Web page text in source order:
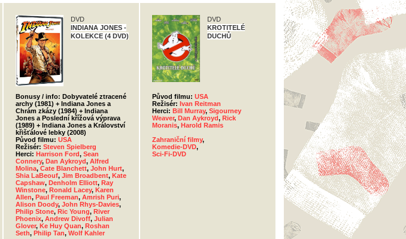
DVD
INDIANA JONES -
KOLEKCE (4 DVD)
Bonusy / info: Dobyvatelé ztracené
archy (1981) + Indiana Jones a
Chrám zkázy (1984) + Indiana
Jones a Poslední křížová výprava
(1989) + Indiana Jones a Království
křišťálové lebky (2008)
Původ filmu: USA
Režisér: Steven Spielberg
Herci: Harrison Ford, Sean
Connery, Dan Aykroyd, Alfred
Molina, Cate Blanchett, John Hurt,
Shia LaBeouf, Jim Broadbent, Kate
Capshaw, Denholm Elliott, Ray
Winstone, Ronald Lacey, Karen
Allen, Paul Freeman, Amrish Puri,
Alison Doody, John Rhys-Davies,
Philip Stone, Ric Young, River
Phoenix, Andrew Divoff, Julian
Glover, Ke Huy Quan, Roshan
Seth, Philip Tan, Wolf Kahler
DVD
KROTITELÉ
DUCHŮ
Původ filmu: USA
Režisér: Ivan Reitman
Herci: Bill Murray, Sigourney
Weaver, Dan Aykroyd, Rick
Moranis, Harold Ramis
Zahraniční filmy,
Komedie-DVD,
Sci-Fi-DVD